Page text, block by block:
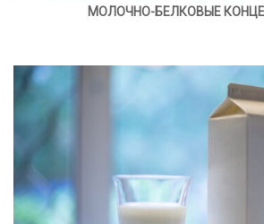
МОЛОЧНО-БЕЛКОВЫЕ